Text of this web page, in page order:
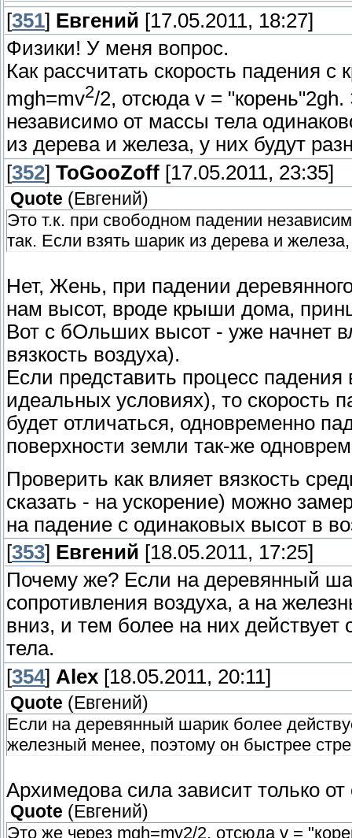
[351] Евгений [17.05.2011, 18:27]
Физики! У меня вопрос.
Как рассчитать скорость падения
mgh=mv2/2, отсюда v =
независимо от массы тела
из дерева и железа, у них будут
[352] ToGooZoff [17.05.2011, 23:35]
Quote ( Евгений)
Это т.к. при свободном падении
так. Если взять шарик из дерева и
Нет, Жень, при падении
нам высот, вроде крыши дома,
Вот с бОльших высот - уже начнет
вязкость воздуха).
Если представить процесс
идеальных условиях), то скорость
будет отличаться, одновременно
поверхности земли так-же
Проверить как влияет вязкость
сказать - на ускорение) можно
на падение с одинаковых высот в
[353] Евгений [18.05.2011, 17:25]
Почему же? Если на деревянный
сопротивления воздуха, а на
вниз, и тем более на них
тела.
[354] Alex [18.05.2011, 20:11]
Quote ( Евгений)
Если на деревянный шарик более
железный менее, поэтому он быстрее
Архимедова сила зависит только
Quote ( Евгений)
Это же через mgh=mv2/2, отсюда v =